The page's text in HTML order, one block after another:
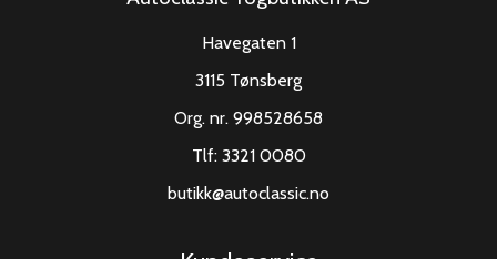
Havegaten 1
3115 Tønsberg
Org. nr. 998528658
Tlf: 3321 0080
butikk@autoclassic.no